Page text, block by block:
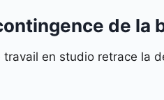
de la
travail en studio retrace la